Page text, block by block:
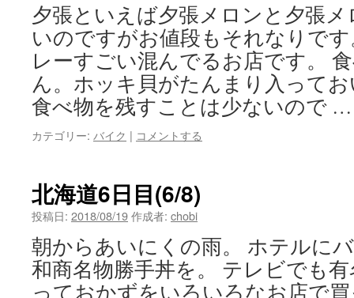
夕張といえば夕張メロンと夕張
いのですがお値段もそれなりで
レーすごい混んでるお店です。
ん。ホッキ貝がたんまり入って
食べ物を残すことは少ないので
カテゴリー: バイク | コメントする
北海道6日目(6/8)
投稿日: 2018/08/19作成者: chobi
朝からあいにくの雨。 ホテルに
和商名物勝手丼を。 テレビでも
っておかずをいろいろなお店で